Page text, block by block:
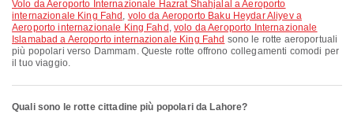
volo da Aeroporto Internazionale Hazrat Shahjalal a Aeroporto
internazionale King Fahd , volo da Aeroporto Baku Heydar Aliyev a
Aeroporto internazionale King Fahd ,volo da Aeroporto Internazionale
Islamabad a Aeroporto internazionale King Fahd sono le rotte aeroportuali
più popolari verso Dammam. Queste rotte offrono collegamenti comodi per
il tuo viaggio.
Quali sono le rotte cittadine più popolari da Lahore?